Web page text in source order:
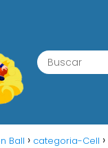
Ball categoria-Cell